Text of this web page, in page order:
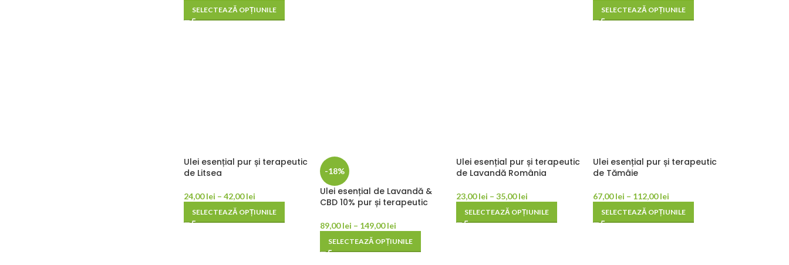
SELECTEAZĂ OPȚIUNILE SELECTEAZĂ OPȚIUNILE
Ulei esențial pur și terapeutic
de Litsea
24,00lei – 42,00lei
SELECTEAZĂ OPȚIUNILE
-18%
Ulei esențial de Lavandă &
CBD 10% pur și terapeutic
89,00lei – 149,00lei
SELECTEAZĂ OPȚIUNILE
Ulei esențial pur și terapeutic
de Lavandă România
23,00lei – 35,00lei
SELECTEAZĂ OPȚIUNILE
Ulei esențial pur și terapeutic
de Tămâie
67,00lei – 112,00lei
SELECTEAZĂ OPȚIUNILE